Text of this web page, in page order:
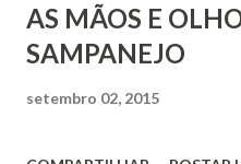
AS MÃOS E
SAMPANEJO
setembro 02, 2015